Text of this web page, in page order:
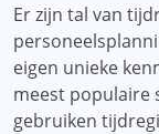
Er zijn tal van
eigen unieke
meest populaire
gebruiken